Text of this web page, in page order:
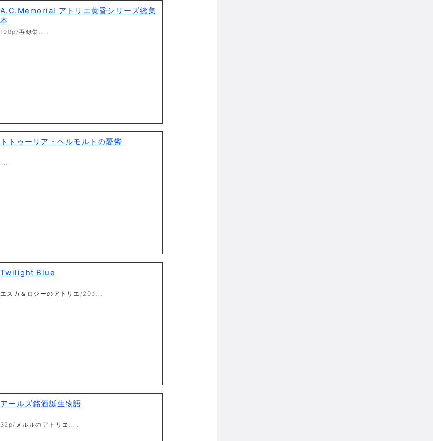
A.C.Memorial アトリエ黄昏シリーズ総集
本
108p/再録集…..
トトゥーリア・ヘルモルトの憂鬱
…..
Twilight Blue
エスカ＆ロジーのアトリエ/20p…..
アールズ銘酒誕生物語
32p/メルルのアトリエ…..